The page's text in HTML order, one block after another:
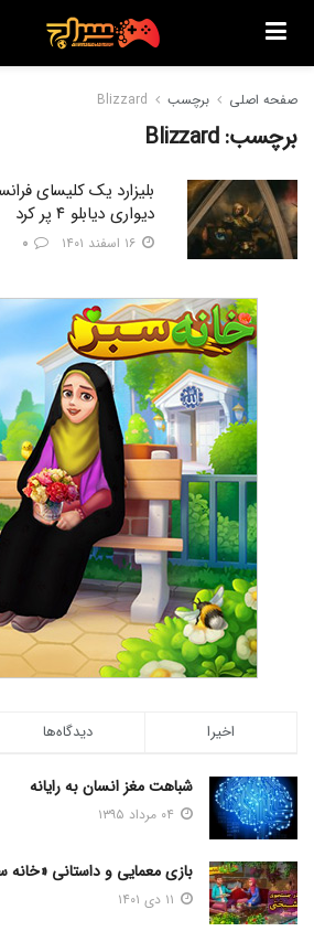
صفحه اصلی برچسب Blizzard
برچسب:Blizzard
بلیزارد یک کلیسای
دیواری دیابلو ۴ پر کرد
دیدگاه‌ها اخیرا
شباهت مغز انسان به رایانه
بازی معمایی و داستانی «خانه